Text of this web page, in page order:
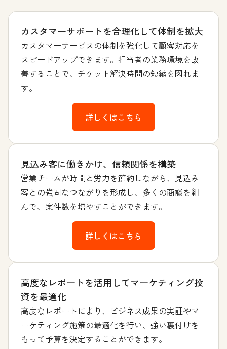
カスタマーサポートを合理化して体制を拡大
カスタマーサービスの体制を強化して顧客対応を
スピードアップできます。担当者の業務環境を改
善することで、チケット解決時間の短縮を図れま
す。
詳しくはこちら
見込み客に働きかけ、信頼関係を構築
営業チームが時間と労力を節約しながら、見込み
客との強固なつながりを形成し、多くの商談を組
んで、案件数を増やすことができます。
詳しくはこちら
高度なレポートを活用してマーケティング投
資を最適化
高度なレポートにより、ビジネス成果の実証やマ
ーケティング施策の最適化を行い、強い裏付けを
もって予算を決定することができます。